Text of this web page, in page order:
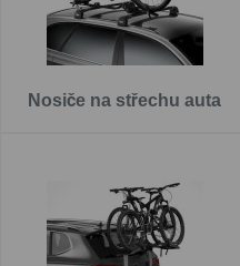
Nosiče na střechu auta